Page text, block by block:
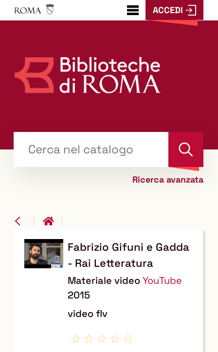
???
menu.button???
ACCEDI
il tuo libro "Catalogo"
Cerca
Ricerca avanzata
Dettaglio
del
documento
Fabrizio Gifuni e Gadda
- Rai Letteratura
Materiale videoYouTube
2015
video flv